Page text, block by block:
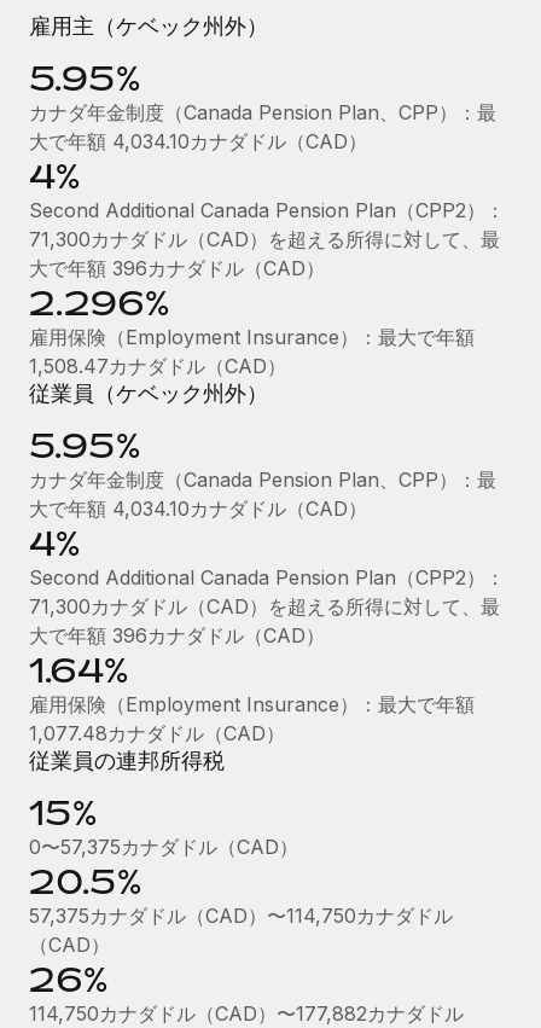
バックグラウンドチェック
候補者の選考プロセスをシンプルに
Compliance Watchtower
コンプライアンスリスクを先回りして対応
デバイス管理
ITデバイスを世界規模で提供・管理
法人設立
法令順守した法人をスピーディに設立
移住・転勤
従業員の異動をスムーズに
従業員の福利厚生を簡単に管理
活用事例
ブログ
グローバル給与処理
EORおよびPEO
契約社員管理
税務
ブログを読む
ブログ
Remoteの製品アップデート：GustoとXeroの統合お
よびContractor Management Plus（契約社員管理
プラス）
Remoteの使命は、世界のどこにいても、あらゆる規模の企業が
業務に最適な人材を採用し、管理し、給与を支給できるようにす
ることです。この数週間で、新しい統合、機能、改良点をリリー
スしました。...
詳細を見る
給与詐欺：種類、事例、ビジネスを守る方法
給与, 賃金は詐欺の特に魅力的な標的です。多額の資金がシステ
ム間で頻繁に移動しているためです。このため、自社のビジネス
詳細を見る
雇用主（ケベック州外）
5.95%
カナダ年金制度（Canada Pension Plan、CPP）：最
大で年額 4,034.10カナダドル（CAD）
4%
Second Additional Canada Pension Plan（CPP2）：
71,300カナダドル（CAD）を超える所得に対して、最
大で年額 396カナダドル（CAD）
2.296%
雇用保険（Employment Insurance）：最大で年額
1,508.47カナダドル（CAD）
従業員（ケベック州外）
5.95%
カナダ年金制度（Canada Pension Plan、CPP）：最
大で年額 4,034.10カナダドル（CAD）
4%
Second Additional Canada Pension Plan（CPP2）：
71,300カナダドル（CAD）を超える所得に対して、最
大で年額 396カナダドル（CAD）
1.64%
雇用保険（Employment Insurance）：最大で年額
1,077.48カナダドル（CAD）
従業員の連邦所得税
15%
0〜57,375カナダドル（CAD）
20.5%
57,375カナダドル（CAD）〜114,750カナダドル
（CAD）
26%
114,750カナダドル（CAD）〜177,882カナダドル